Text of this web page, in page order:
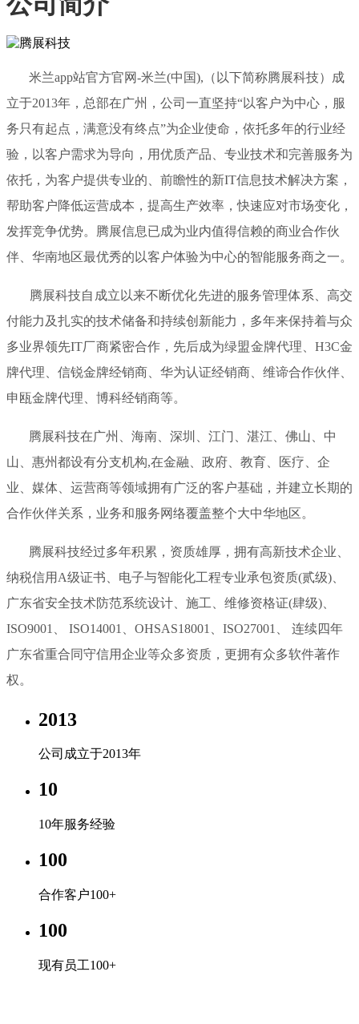
米兰app站官方官网-米兰(中国),（以下简称腾展科技）成
立于2013年，总部在广州，公司一直坚持“以客户为中心，服
务只有起点，满意没有终点”为企业使命，依托多年的行业经
验，以客户需求为导向，用优质产品、专业技术和完善服务为
依托，为客户提供专业的、前瞻性的新IT信息技术解决方案，
帮助客户降低运营成本，提高生产效率，快速应对市场变化，
发挥竞争优势。腾展信息已成为业内值得信赖的商业合作伙
伴、华南地区最优秀的以客户体验为中心的智能服务商之一。
腾展科技自成立以来不断优化先进的服务管理体系、高交
付能力及扎实的技术储备和持续创新能力，多年来保持着与众
多业界领先IT厂商紧密合作，先后成为绿盟金牌代理、H3C金
牌代理、信锐金牌经销商、华为认证经销商、维谛合作伙伴、
申瓯金牌代理、博科经销商等。
腾展科技在广州、海南、深圳、江门、湛江、佛山、中
山、惠州都设有分支机构,在金融、政府、教育、医疗、企
业、媒体、运营商等领域拥有广泛的客户基础，并建立长期的
合作伙伴关系，业务和服务网络覆盖整个大中华地区。
腾展科技经过多年积累，资质雄厚，拥有高新技术企业、
纳税信用A级证书、电子与智能化工程专业承包资质(贰级)、
广东省安全技术防范系统设计、施工、维修资格证(肆级)、
ISO9001、 ISO14001、OHSAS18001、ISO27001、 连续四年
广东省重合同守信用企业等众多资质，更拥有众多软件著作
权。
2013
公司成立于2013年
10
10年服务经验
100
合作客户100+
100
现有员工100+